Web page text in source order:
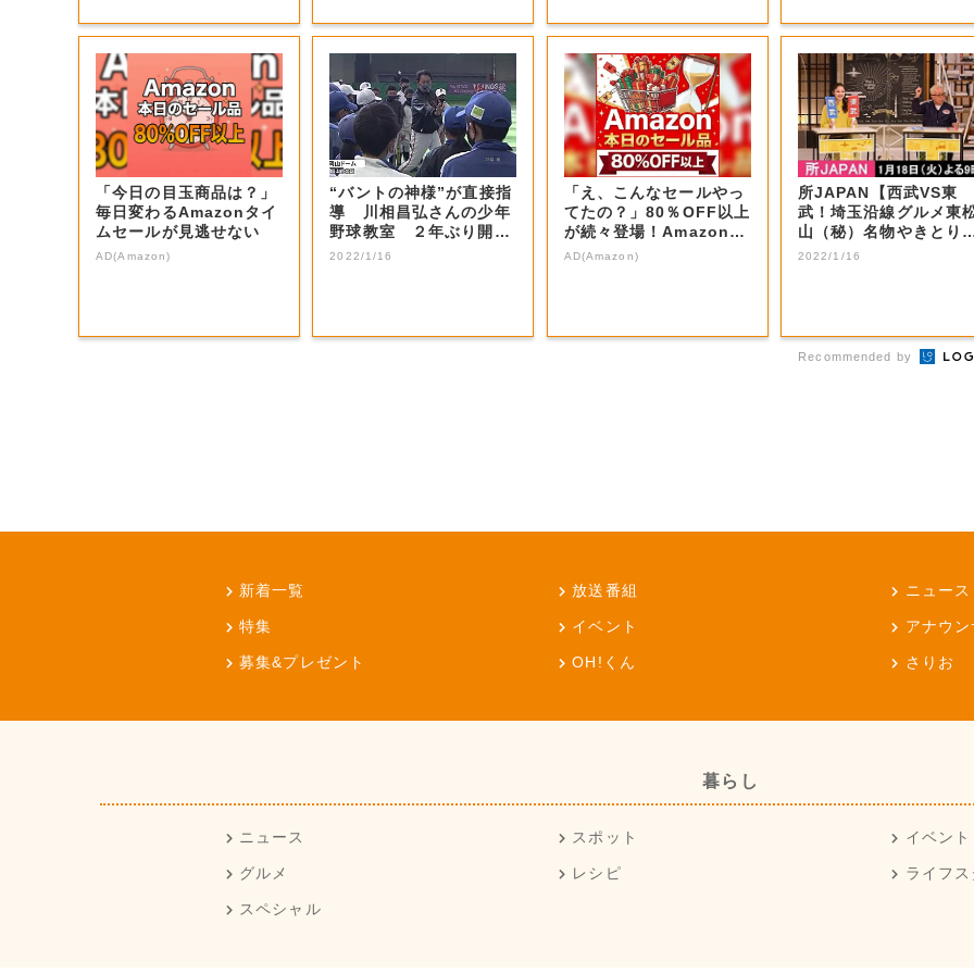
「今日の目玉商品は？」
毎日変わるAmazonタイ
ムセールが見逃せない
AD(Amazon)
“バントの神様”が直接指
導 川相昌弘さんの少年
野球教室 ２年ぶり開催
【岡山・岡山...
2022/1/16
「え、こんなセールやっ
てたの？」80％OFF以上
が続々登場！Amazonの
本気が...
AD(Amazon)
所JAPAN【西武VS東
武！埼玉沿線グルメ東
山（秘）名物やきとり
秩父ホルモン...
2022/1/16
Recommended by
新着一覧 放送番組 ニュース
特集 イベント アナウ
募集&プレゼント OH!くん さりお
暮らし
ニュース スポット イベント
グルメ レシピ ライフ
スペシャル